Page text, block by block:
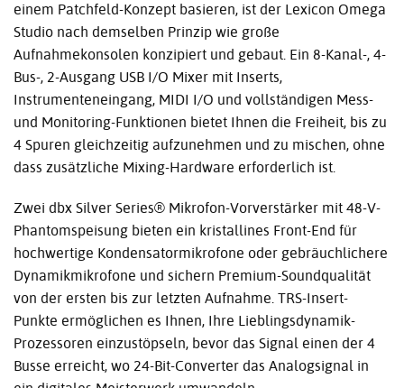
einem Patchfeld-Konzept basieren, ist der Lexicon Omega
Studio nach demselben Prinzip wie große
Aufnahmekonsolen konzipiert und gebaut. Ein 8-Kanal-, 4-
Bus-, 2-Ausgang USB I/O Mixer mit Inserts,
Instrumenteneingang, MIDI I/O und vollständigen Mess-
und Monitoring-Funktionen bietet Ihnen die Freiheit, bis zu
4 Spuren gleichzeitig aufzunehmen und zu mischen, ohne
dass zusätzliche Mixing-Hardware erforderlich ist.
Zwei dbx Silver Series® Mikrofon-Vorverstärker mit 48-V-
Phantomspeisung bieten ein kristallines Front-End für
hochwertige Kondensatormikrofone oder gebräuchlichere
Dynamikmikrofone und sichern Premium-Soundqualität
von der ersten bis zur letzten Aufnahme. TRS-Insert-
Punkte ermöglichen es Ihnen, Ihre Lieblingsdynamik-
Prozessoren einzustöpseln, bevor das Signal einen der 4
Busse erreicht, wo 24-Bit-Converter das Analogsignal in